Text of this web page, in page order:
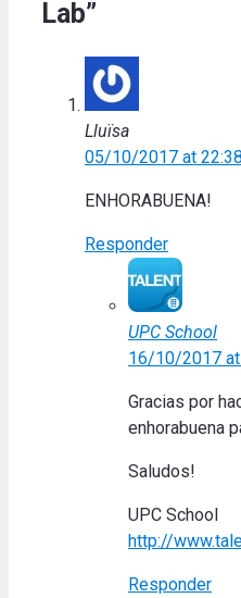
Lab”
Lluïsa
05/10/2017 at 22:38
ENHORABUENA!
Responder
UPC School
16/10/2017
Gracias por
enhorabuena
Saludos!
UPC School
http://
Responder